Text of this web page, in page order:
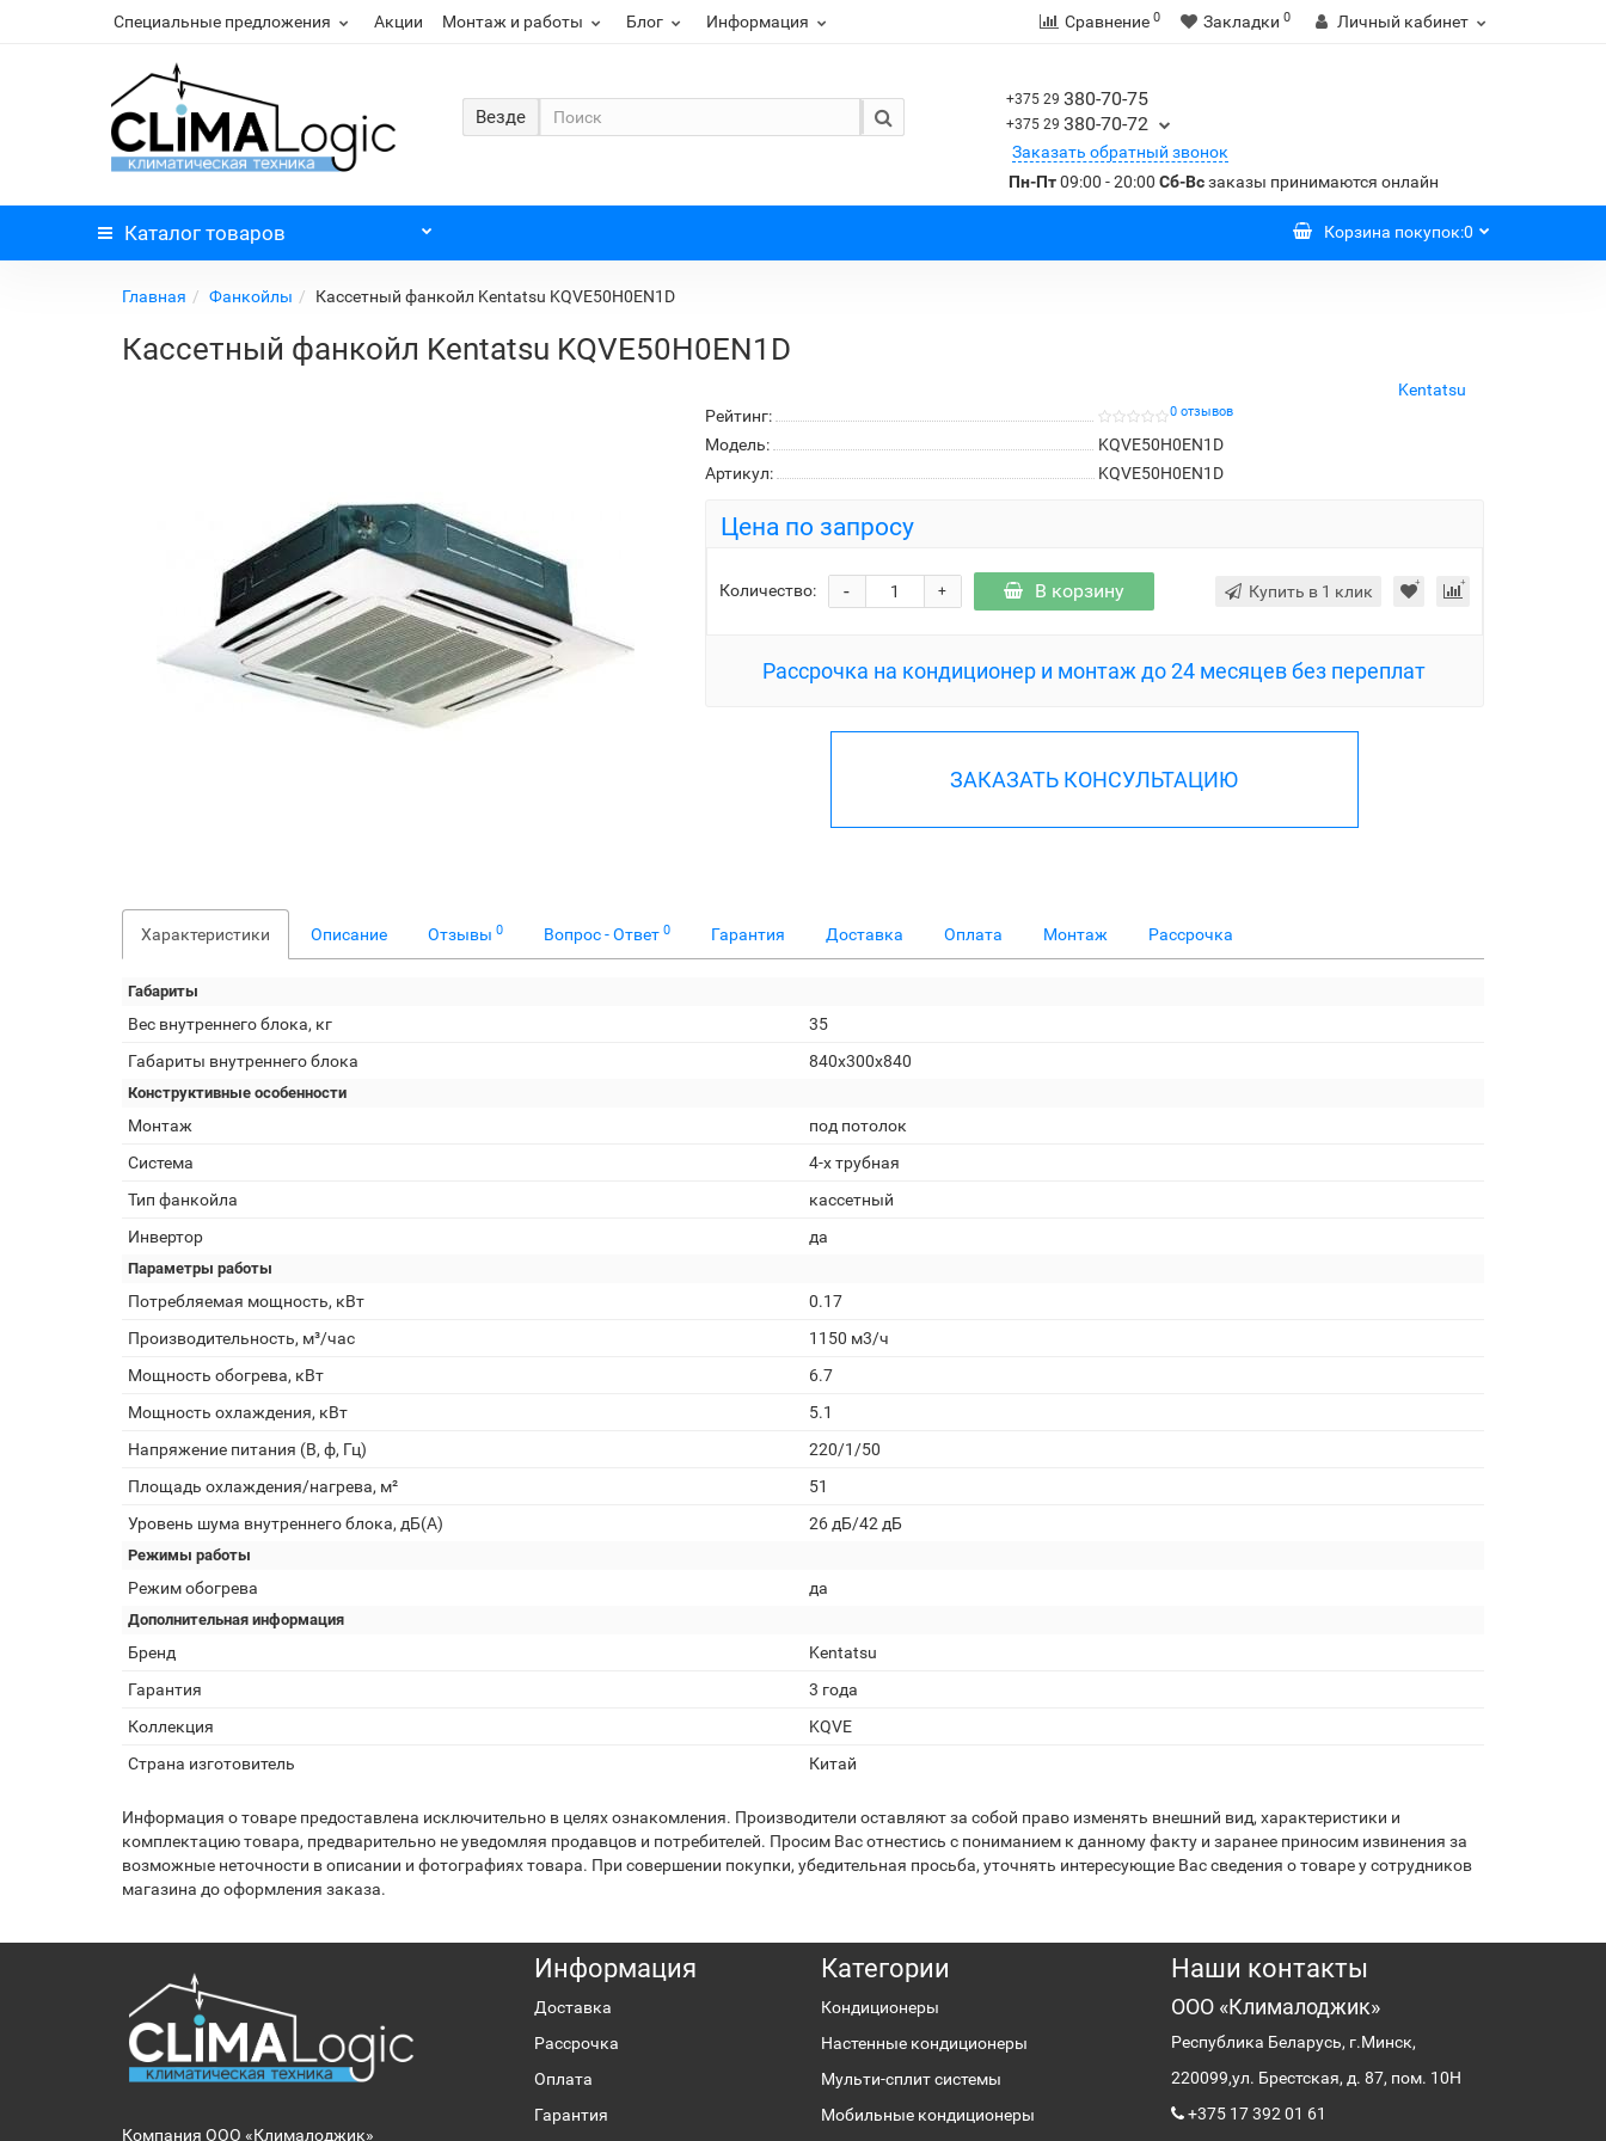
Специальные предложения Акции Монтаж и работы Блог Информация Сравнение 0 Закладки 0 Личный кабинет
Везде
+375 29 380-70-75
+375 29 380-70-72
Заказать обратный звонок
Пн-Пт09:00 - 20:00 Сб-Всзаказы принимаются онлайн
Каталог товаров Корзина покупок:0
Главная Фанкойлы Кассетный фанкойл Kentatsu KQVE50H0EN1D
Кассетный фанкойл Kentatsu KQVE50H0EN1D
Kentatsu
Рейтинг:
0 отзывов
Модель:
KQVE50H0EN1D
Артикул:
KQVE50H0EN1D
Цена по запросу
Количество: +
- В корзину Купить в 1 клик
Рассрочка на кондиционер и монтаж до 24 месяцев без переплат
ЗАКАЗАТЬ КОНСУЛЬТАЦИЮ
Характеристики Описание Отзывы 0 Вопрос - Ответ 0 Гарантия Доставка Оплата Монтаж Рассрочка
Габариты
Вес внутреннего блока, кг
35
Габариты внутреннего блока
840x300x840
Конструктивные особенности
Монтаж
под потолок
Система
4-х трубная
Тип фанкойла
кассетный
Инвертор
да
Параметры работы
Потребляемая мощность, кВт
0.17
Производительность, м³/час
1150 м3/ч
Мощность обогрева, кВт
6.7
Мощность охлаждения, кВт
5.1
Напряжение питания (В, ф, Гц)
220/1/50
Площадь охлаждения/нагрева, м²
51
Уровень шума внутреннего блока, дБ(А)
26 дБ/42 дБ
Режимы работы
Режим обогрева да
Дополнительная информация
Бренд
Kentatsu
Гарантия
3 года
Коллекция
KQVE
Страна изготовитель
Китай
Информация о товаре предоставлена исключительно в целях ознакомления. Производители оставляют за собой право изменять внешний вид, характеристики и
комплектацию товара, предварительно не уведомляя продавцов и потребителей. Просим Вас отнестись с пониманием к данному факту и заранее приносим извинения за
возможные неточности в описании и фотографиях товара. При совершении покупки, убедительная просьба, уточнять интересующие Вас сведения о товаре у сотрудников
магазина до оформления заказа.
Компания ООО «Клималоджик»
Информация
Доставка
Рассрочка
Оплата
Гарантия
Категории
Кондиционеры
Настенные кондиционеры
Мульти-сплит системы
Мобильные кондиционеры
Наши контакты
ООО «Клималоджик»
Республика Беларусь, г.Минск,
220099,ул. Брестская, д. 87, пом. 10Н
+375 17 392 01 61